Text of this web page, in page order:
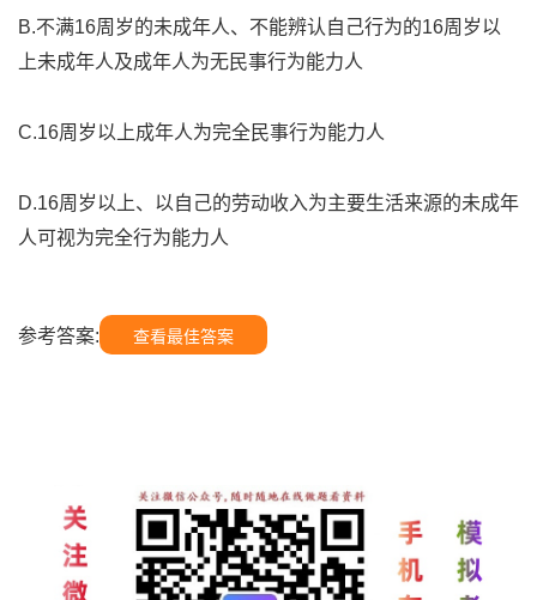
B.不满16周岁的未成年人、不能辨认自己行为的16周岁以
上未成年人及成年人为无民事行为能力人
C.16周岁以上成年人为完全民事行为能力人
D.16周岁以上、以自己的劳动收入为主要生活来源的未成年
人可视为完全行为能力人
参考答案: 查看最佳答案